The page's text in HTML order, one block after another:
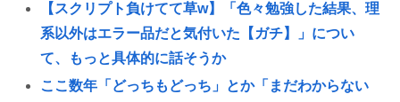
【スクリプト負けてて草w】「色々勉強した結果、理
系以外はエラー品だと気付いた【ガチ】」につい
て、もっと具体的に話そうか
ここ数年「どっちもどっち」とか「まだわからない